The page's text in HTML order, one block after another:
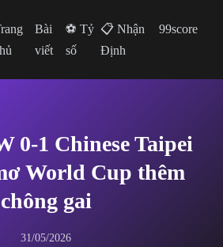
Bài
viết
⚽ Tỷ
số
📋 Nhận
Định
99score
0-1 Chinese Taipei
World Cup thêm
chông gai
31/05/2026